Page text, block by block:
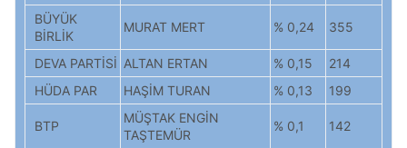
BÜYÜK
BİRLİK
MURAT MERT % 0,24 355
DEVA PARTİSİ ALTAN ERTAN % 0,15
214
HÜDA PAR
HAŞİM TURAN % 0,13 199
BTP
MÜŞTAK ENGİN
TAŞTEMÜR
% 0,1 142